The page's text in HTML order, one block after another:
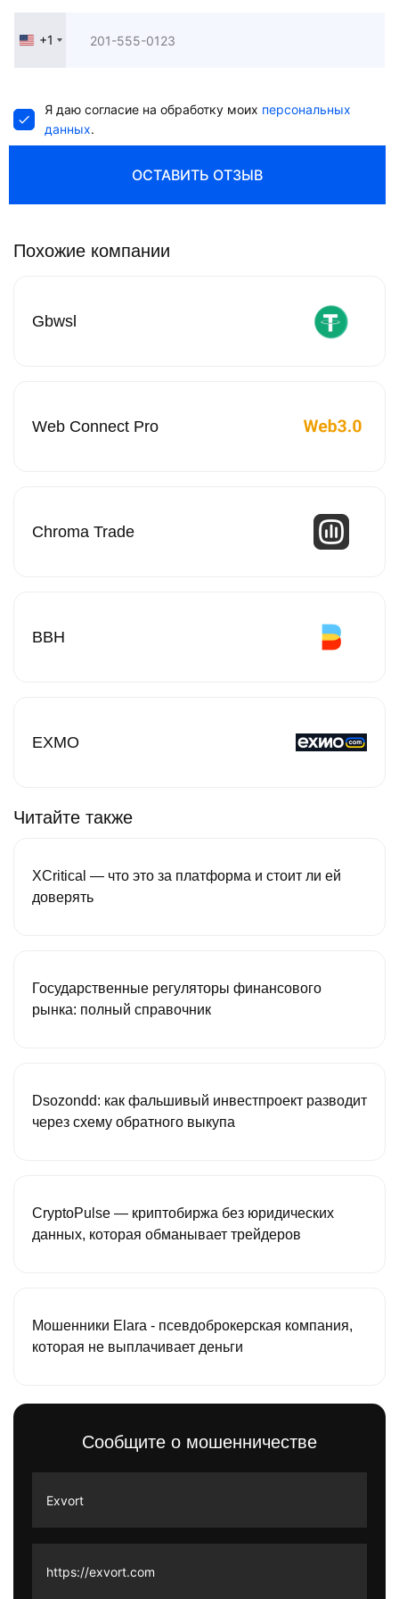
United
+1
Я даю согласие на обработку моих персональных
данных.
ОСТАВИТЬ ОТЗЫВ
Похожие компании
Gbwsl
Web Connect Pro
Chroma Trade
BBH
EXMO
Читайте также
XCritical — что это за платформа и стоит ли ей
доверять
Государственные регуляторы финансового
рынка: полный справочник
Dsozondd: как фальшивый инвестпроект разводит
через схему обратного выкупа
CryptoPulse — криптобиржа без юридических
данных, которая обманывает трейдеров
Мошенники Elara - псевдоброкерская компания,
которая не выплачивает деньги
Сообщите о мошенничестве